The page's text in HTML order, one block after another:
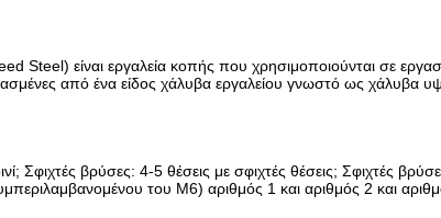
Steel) είναι εργαλεία κοπής που χρησιμοποιούνται σε
από ένα είδος χάλυβα εργαλείου γνωστό ως χάλυβα
Σφιχτές βρύσες: 4-5 θέσεις με σφιχτές θέσεις; Σφιχτές
του M6) αριθμός 1 και αριθμός 2 και